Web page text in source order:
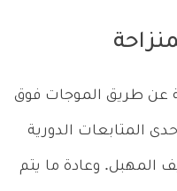
عن طريق الموجات فوق
المتابعات الدورية
المهبل. وعادة ما يتم